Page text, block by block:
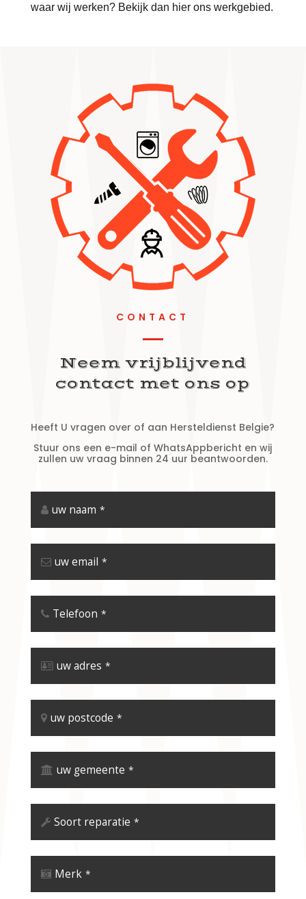
waar wij werken? Bekijk dan hier ons werkgebied.
CONTACT
Neem vrijblijvend
contact met ons op
Heeft U vragen over of aan Hersteldienst Belgie?
Stuur ons een e-mail of WhatsAppbericht en wij
zullen uw vraag binnen 24 uur beantwoorden.
uw naam *
uw email *
Telefoon *
uw adres *
uw postcode *
uw gemeente *
Soort reparatie *
Merk *